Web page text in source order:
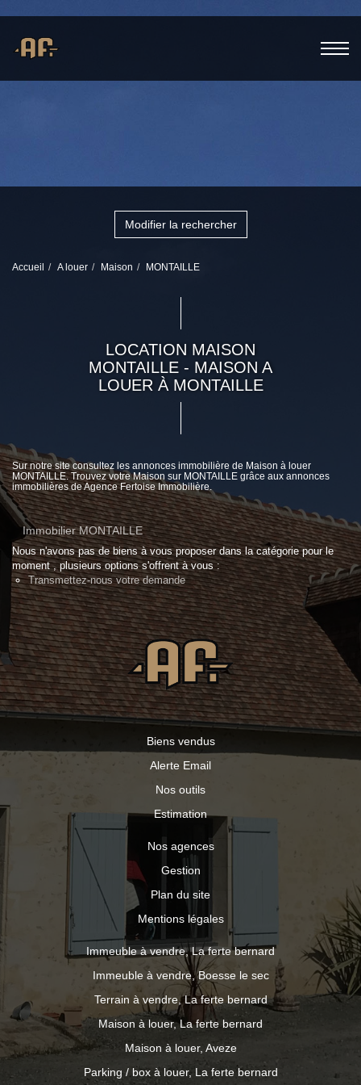
Modifier la rechercher
Accueil A louer Maison MONTAILLE
LOCATION MAISON
MONTAILLE - MAISON A
LOUER À MONTAILLE
Sur notre site consultez les annonces immobilière de Maison à louer
MONTAILLE. Trouvez votre Maison sur MONTAILLE grâce aux annonces
immobilières de Agence Fertoise Immobilière.
Immobilier MONTAILLE
Nous n'avons pas de biens à vous proposer dans la catégorie pour le
moment , plusieurs options s'offrent à vous :
Transmettez-nous votre demande
Biens vendus
Alerte Email
Nos outils
Estimation
Nos agences
Gestion
Plan du site
Mentions légales
Immeuble à vendre, La ferte bernard
Immeuble à vendre, Boesse le sec
Terrain à vendre, La ferte bernard
Maison à louer, La ferte bernard
Maison à louer, Aveze
Parking / box à louer, La ferte bernard